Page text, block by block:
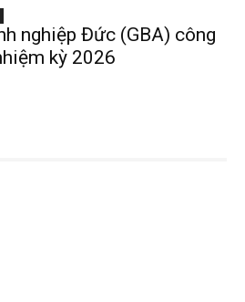
nghiệp Đức (GBA) công
kỳ 2026